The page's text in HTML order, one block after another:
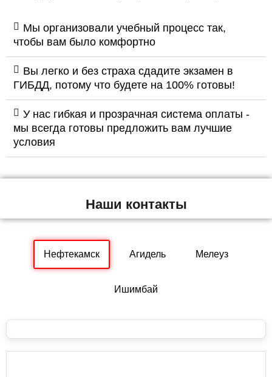
Мы организовали учебный процесс так,
чтобы вам было комфортно
Вы легко и без страха сдадите экзамен в
ГИБДД, потому что будете на 100% готовы!
У нас гибкая и прозрачная система оплаты -
мы всегда готовы предложить вам лучшие
условия
Наши контакты
Нефтекамск Агидель Мелеуз
Ишимбай